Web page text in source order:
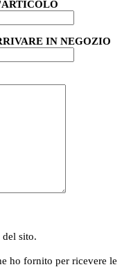
IN NEGOZIO
sito.
ho fornito per ricevere le